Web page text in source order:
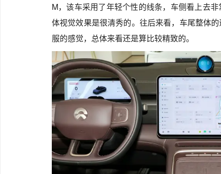
M，该车采用了年轻个性的线条，车侧看上去
体视觉效果是很清秀的。往后来看，车尾整体
服的感觉，总体来看还是算比较精致的。